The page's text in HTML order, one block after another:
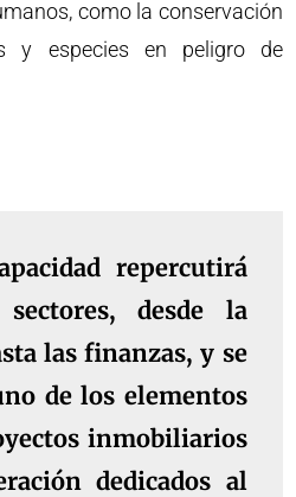
como la conservación
y especies en peligro de
repercutirá
desde la
las finanzas, y se
de los elementos
inmobiliarios
dedicados al